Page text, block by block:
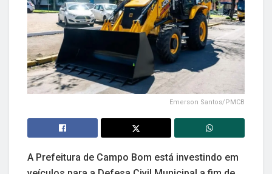
Emerson Santos/PMCB
A Prefeitura de Campo Bom está investindo em